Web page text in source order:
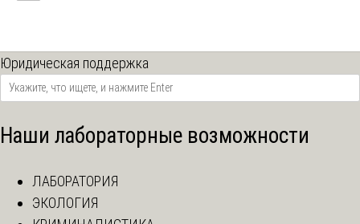
Юридическая поддержка
Наши лабораторные возможности
ЛАБОРАТОРИЯ
ЭКОЛОГИЯ